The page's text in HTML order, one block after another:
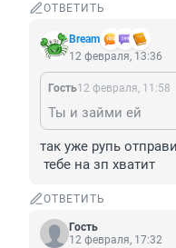
ОТВЕТИТЬ
Bream
12 февраля, 13:36
Гость12 февраля, 11:58
Ты и займи ей
так уже рупь
тебе на зп хватит
ОТВЕТИТЬ
Гость
12 февраля, 17:32